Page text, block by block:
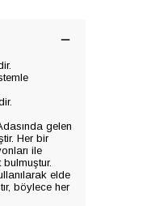
gelen
Her bir
ile
elde
böylece her